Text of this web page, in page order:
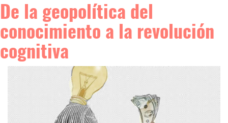
De la geopolítica del
conocimiento a la revolución
cognitiva